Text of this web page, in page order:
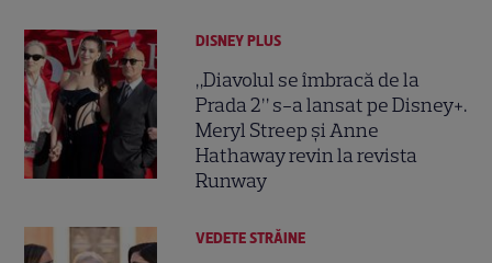
DISNEY PLUS
„Diavolul se îmbracă de la
Prada 2” s-a lansat pe Disney+.
Meryl Streep și Anne
Hathaway revin la revista
Runway
VEDETE STRĂINE